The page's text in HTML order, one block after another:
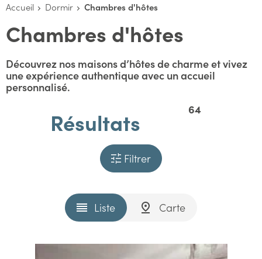
Accueil Dormir Chambres d'hôtes
Chambres d'hôtes
Découvrez nos maisons d’hôtes de charme et vivez
une expérience authentique avec un accueil
personnalisé.
64
Résultats
Filtrer
Liste Carte